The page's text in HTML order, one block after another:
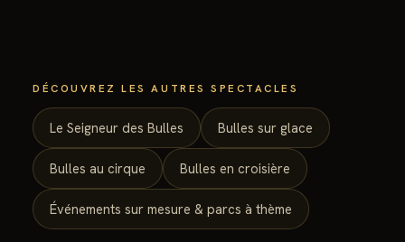
DÉCOUVREZ LES AUTRES SPECTACLES
Le Seigneur des Bulles Bulles sur glace
Bulles au cirque Bulles en croisière
Événements sur mesure & parcs à thème